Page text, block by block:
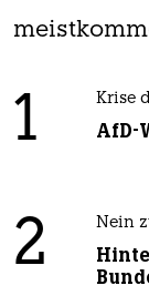
1 Krise
AfD-
2 Nein